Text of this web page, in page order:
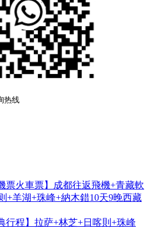
热线
票火車票】成都往返飛機+青藏軟
+羊湖+珠峰+納木錯10天9晚西藏
行程】拉萨+林芝+日喀則+珠峰